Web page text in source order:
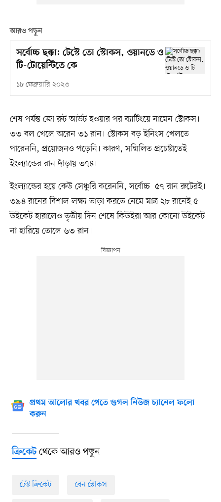
আরও পড়ুন
সর্বোচ্চ ছক্কা: টেস্টে তো স্টোকস, ওয়ানডে ও
টি-টোয়েন্টিতে কে
১৮ ফেব্রুয়ারি ২০২৩
শেষ পর্যন্ত জো রুট আউট হওয়ার পর ব্যাটিংয়ে নামেন স্টোকস।
৩৩ বল খেলে অরেন ৩১ রান। স্টোকস বড় ইনিংস খেলতে
পারেননি, প্রয়োজনও পড়েনি। কারণ, সম্মিলিত প্রচেষ্টাতেই
ইংল্যান্ডের রান দাঁড়ায় ৩৭৪।
ইংল্যান্ডের হয়ে কেউ সেঞ্চুরি করেননি, সর্বোচ্চ ৫৭ রান রুটেরই।
৩৯৪ রানের বিশাল লক্ষ্য তাড়া করতে নেমে মাত্র ২৮ রানেই ৫
উইকেট হারালেও তৃতীয় দিন শেষে কিউইরা আর কোনো উইকেট
না হারিয়ে তোলে ৬৩ রান।
প্রথম আলোর খবর পেতে গুগল নিউজ চ্যানেল ফলো
করুন
ক্রিকেটথেকে আরও পড়ুন
টেস্ট ক্রিকেট বেন স্টোকস